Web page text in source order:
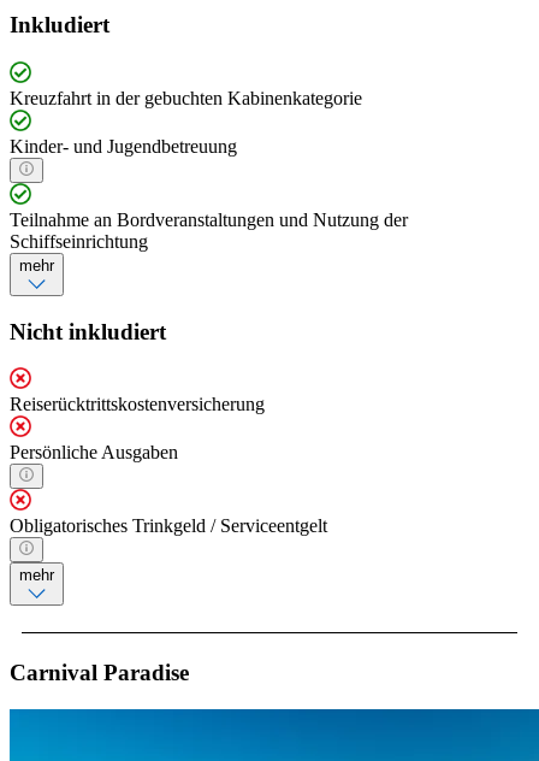
Inkludiert
Kreuzfahrt in der gebuchten Kabinenkategorie
Kinder- und Jugendbetreuung
Teilnahme an Bordveranstaltungen und Nutzung der
Schiffseinrichtung
mehr
Nicht inkludiert
Reiserücktrittskostenversicherung
Persönliche Ausgaben
Obligatorisches Trinkgeld / Serviceentgelt
mehr
Carnival Paradise